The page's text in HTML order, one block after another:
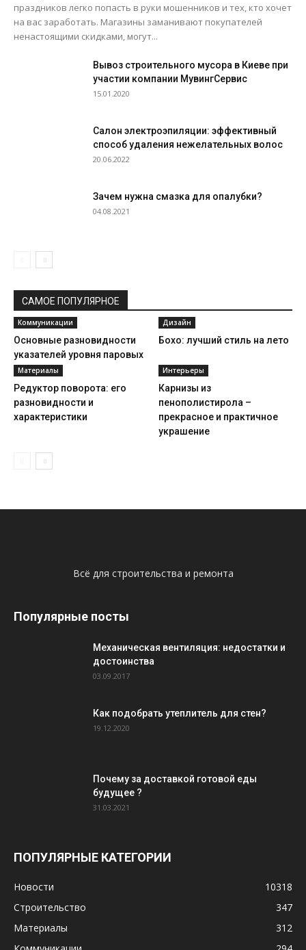
праздников легко попасть в руки мошенников и тех, кто хочет
на вас заработать. Магазины заманивают покупателей
ненастоящими скидками, могут...
Вывоз строительного мусора в Киеве при
участии компании МувингСервис
15.01.2020
Салон электроэпиляции: эффективный
способ удаления нежелательных волос
20.06.2022
Зачем нужна смазка для опалубки?
04.08.2021
САМОЕ ПОПУЛЯРНОЕ
Коммуникации
Основные разновидности
указателей уровня паровых
котлов
Дизайн
Бохо: лучший стиль на лето
Материалы
Редуктор поворота: его
разновидности и
характеристики
Интерьеры
Карнизы из
пенополистирола –
прекрасное и практичное
украшение
Всё для строительства и ремонта
Популярные посты
Механическая вентиляция: недостатки и
достоинства
03.09.2017
Как подобрать утеплитель для стен?
19.12.2020
Почему за доставкой готовой еды
будущее ?
31.03.2021
ПОПУЛЯРНЫЕ КАТЕГОРИИ
Новости
10318
Строительство
347
Материалы
312